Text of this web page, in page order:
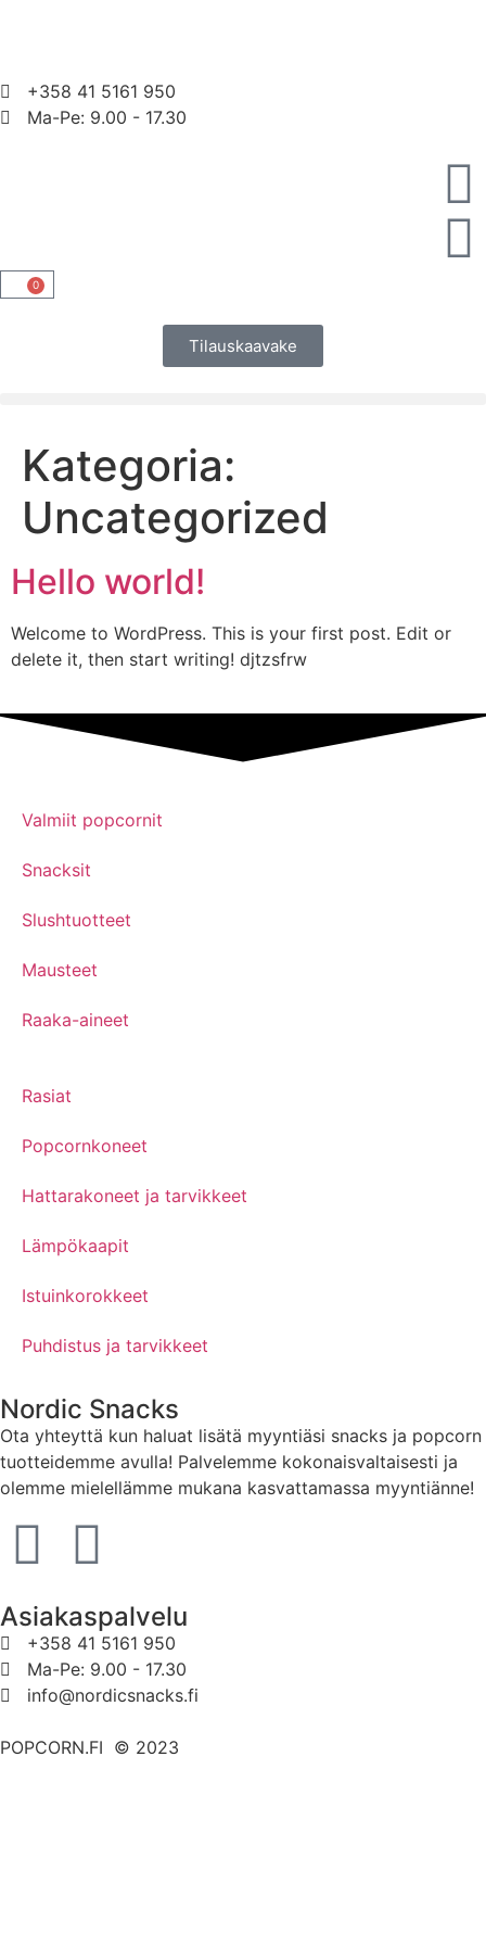
+358 41 5161 950
Ma-Pe: 9.00 - 17.30
0
Tilauskaavake
Kategoria:
Uncategorized
Hello world!
Welcome to WordPress. This is your first post. Edit or
delete it, then start writing! djtzsfrw
Valmiit popcornit
Snacksit
Slushtuotteet
Mausteet
Raaka-aineet
Rasiat
Popcornkoneet
Hattarakoneet ja tarvikkeet
Lämpökaapit
Istuinkorokkeet
Puhdistus ja tarvikkeet
Nordic Snacks
Ota yhteyttä kun haluat lisätä myyntiäsi snacks ja popcorn
tuotteidemme avulla! Palvelemme kokonaisvaltaisesti ja
olemme mielellämme mukana kasvattamassa myyntiänne!
Asiakaspalvelu
+358 41 5161 950
Ma-Pe: 9.00 - 17.30
info@nordicsnacks.fi
POPCORN.FI © 2023